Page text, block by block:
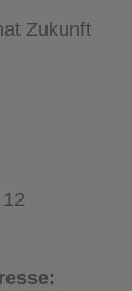
Zukunft